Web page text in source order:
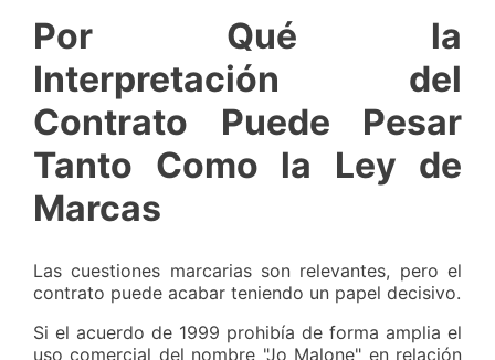
Por Qué la
Interpretación del
Contrato Puede Pesar
Tanto Como la Ley de
Marcas
Las cuestiones marcarias son relevantes, pero el
contrato puede acabar teniendo un papel decisivo.
Si el acuerdo de 1999 prohibía de forma amplia el
uso comercial del nombre "Jo Malone" en relación